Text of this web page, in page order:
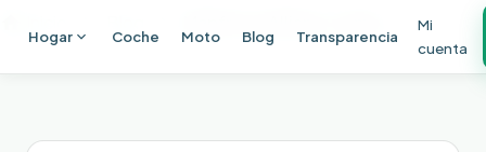
Hogar Coche Moto Blog Transparencia
Mi
cuenta